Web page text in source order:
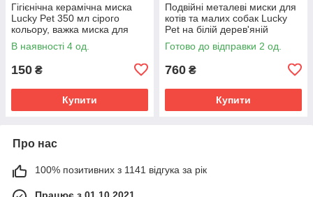
Гігієнічна керамічна миска
Lucky Pet 350 мл сірого
кольору, важка миска для
котів та дрібних собак усіх
порід, яка не ковзає
В наявності 4 од.
150 ₴
Купити
Подвійні металеві миски для
котів та малих собак Lucky
Pet на білій дерев'яній
підставці 2х0,24 л 11,5
см набір для годування
Готово до відправки 2 од.
760 ₴
Купити
Про нас
100% позитивних з 1141 відгука за рік